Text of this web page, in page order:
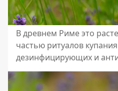
В древнем Риме это
частью ритуалов
дезинфицирующих и